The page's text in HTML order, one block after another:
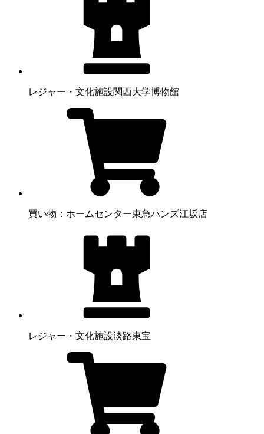
レジャー・文化施設関西大学博物館
買い物：ホームセンター東急ハンズ江坂店
レジャー・文化施設淡路東宝